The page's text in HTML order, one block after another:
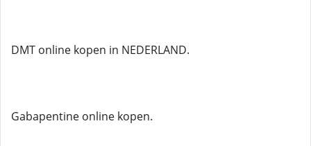
DMT online kopen in NEDERLAND.
Gabapentine online kopen.